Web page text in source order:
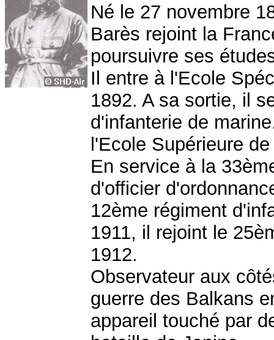
Né le 27 novembre
Barès rejoint la
poursuivre ses
Il entre à l'Ecole
1892. A sa sortie, il
d'infanterie de
l'Ecole Supérieure
En service à la
d'officier
12ème régiment
1911, il rejoint le
1912.
Observateur aux
guerre des Balkans
appareil touché par